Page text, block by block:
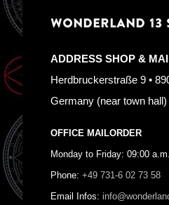
WONDERLAND 13
ADDRESS SHOP &
Herdbruckerstraße 9 •
Germany (near town hall)
OFFICE MAILORDER
Monday to Friday: 09:00
Phone: +49 731-6 02 73 58
Email Infos: